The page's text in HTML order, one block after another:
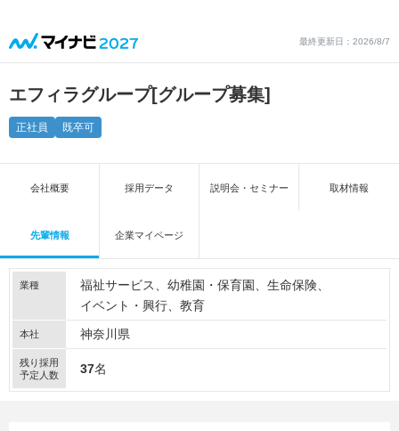
最終更新日：2026/8/7
エフィラグループ[グループ募集]
正社員 既卒可
会社概要 採用データ 説明会・セミナー 取材情報
先輩情報 企業マイページ
業種 福祉サービス 幼稚園・保育園
生命保険
イベント・興行
教育
本社 神奈川県
残り採用
予定人数
37名